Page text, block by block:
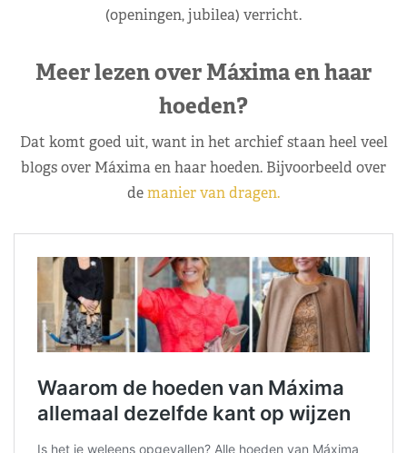
(openingen, jubilea) verricht.
Meer lezen over Máxima en haar
hoeden?
Dat komt goed uit, want in het archief staan heel veel
blogs over Máxima en haar hoeden. Bijvoorbeeld over
demanier van dragen.